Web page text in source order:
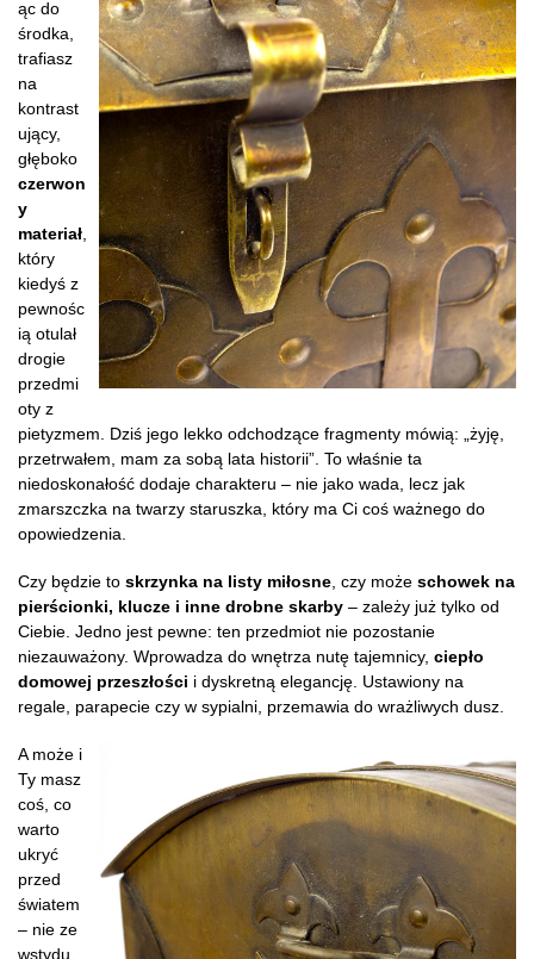
ąc do
środka,
trafiasz
na
kontrast
ujący,
głęboko
czerwon
y
materiał
który
kiedyś z
pewnośc
ią otulał
drogie
przedmi
oty z
pietyzmem. Dziś jego lekko odchodzące fragmenty mówią: „żyję,
przetrwałem, mam za sobą lata historii”. To właśnie ta
niedoskonałość dodaje charakteru – nie jako wada, lecz jak
zmarszczka na twarzy staruszka, który ma Ci coś ważnego do
opowiedzenia.
Czy będzie to skrzynka na listy miłosne , czy może schowek na
pierścionki, klucze i inne drobne skarby – zależy już tylko od
Ciebie. Jedno jest pewne: ten przedmiot nie pozostanie
niezauważony. Wprowadza do wnętrza nutę tajemnicy, ciepło
domowej przeszłości i dyskretną elegancję. Ustawiony na
regale, parapecie czy w sypialni, przemawia do wrażliwych dusz.
A może i
Ty masz
coś, co
warto
ukryć
przed
światem
– nie ze
wstydu,